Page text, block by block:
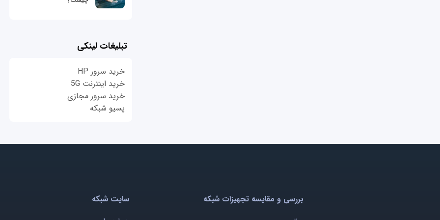
تبلیغات لینکی
خرید سرور HP
خرید اینترنت 5G
خرید سرور مجازی
پسیو شبکه
بررسی و مقایسه تجهیزات شبکه
سایت شبکه